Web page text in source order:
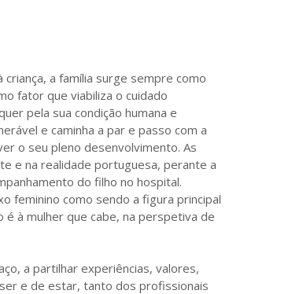
a família surge sempre como
fator que viabiliza o cuidado
pela sua condição humana e
e caminha a par e passo com a
o seu pleno desenvolvimento. As
e na realidade portuguesa, perante a
do filho no hospital.
feminino como sendo a figura principal
à mulher que cabe, na perspetiva de
a partilhar experiências, valores,
e de estar, tanto dos profissionais